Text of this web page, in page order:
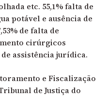
etc. 55,1% falta de
potável e ausência de
de falta de
cirúrgicos
assistência jurídica.
e Fiscalização
de Justiça do